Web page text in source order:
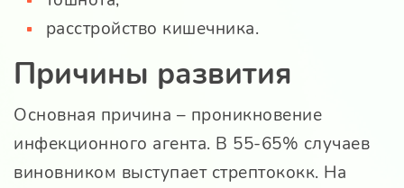
расстройство кишечника.
Причины развития
Основная причина – проникновение
инфекционного агента. В 55-65% случаев
виновником выступает стрептококк. На